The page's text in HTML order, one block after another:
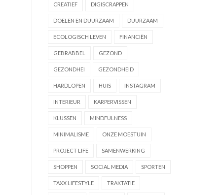
CREATIEF DIGISCRAPPEN
DOELEN EN DUURZAAM DUURZAAM
ECOLOGISCH LEVEN FINANCIËN
GEBRABBEL GEZOND
GEZONDHEI GEZONDHEID
HARDLOPEN HUIS INSTAGRAM
INTERIEUR KARPERVISSEN
KLUSSEN MINDFULNESS
MINIMALISME ONZE MOESTUIN
PROJECT LIFE SAMENWERKING
SHOPPEN SOCIAL MEDIA SPORTEN
TAXX LIFESTYLE TRAKTATIE